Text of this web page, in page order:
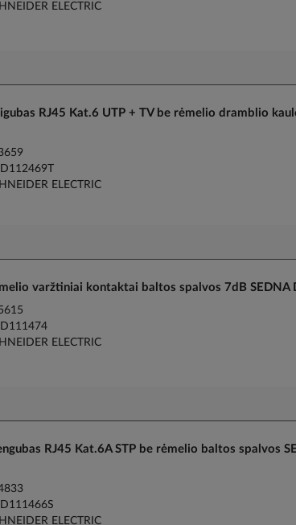
ELECTRIC
RJ45 Kat.6 UTP + TV be rėmelio dramblio
ELECTRIC
varžtiniai kontaktai baltos spalvos 7dB SEDNA
ELECTRIC
RJ45 Kat.6A STP be rėmelio baltos spalvos
ELECTRIC